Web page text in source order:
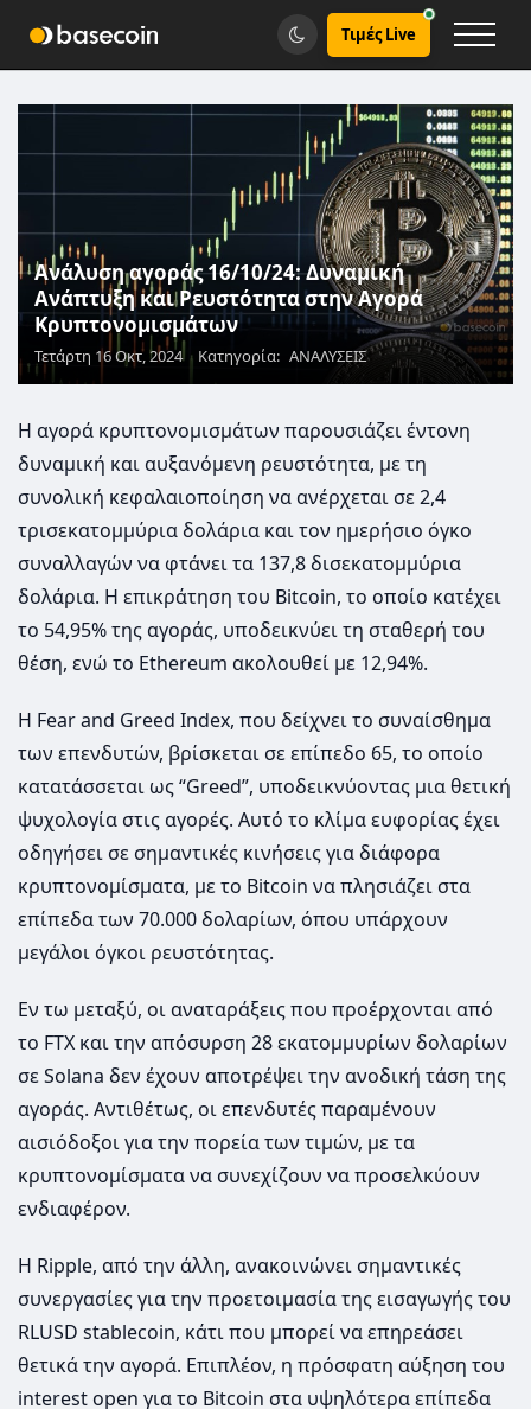
Τιμές Live
Ανάλυση αγοράς 16/10/24: Δυναμική
Ανάπτυξη και Ρευστότητα στην Αγορά
Κρυπτονομισμάτων
Τετάρτη 16 Οκτ, 2024 Κατηγορία: ΑΝΑΛΥΣΕΙΣ
Η αγορά κρυπτονομισμάτων παρουσιάζει έντονη
δυναμική και αυξανόμενη ρευστότητα, με τη
συνολική κεφαλαιοποίηση να ανέρχεται σε 2,4
τρισεκατομμύρια δολάρια και τον ημερήσιο όγκο
συναλλαγών να φτάνει τα 137,8 δισεκατομμύρια
δολάρια. Η επικράτηση του Bitcoin, το οποίο κατέχει
το 54,95% της αγοράς, υποδεικνύει τη σταθερή του
θέση, ενώ το Ethereum ακολουθεί με 12,94%.
Η Fear and Greed Index, που δείχνει το συναίσθημα
των επενδυτών, βρίσκεται σε επίπεδο 65, το οποίο
κατατάσσεται ως “Greed”, υποδεικνύοντας μια θετική
ψυχολογία στις αγορές. Αυτό το κλίμα ευφορίας έχει
οδηγήσει σε σημαντικές κινήσεις για διάφορα
κρυπτονομίσματα, με το Bitcoin να πλησιάζει στα
επίπεδα των 70.000 δολαρίων, όπου υπάρχουν
μεγάλοι όγκοι ρευστότητας.
Εν τω μεταξύ, οι αναταράξεις που προέρχονται από
το FTX και την απόσυρση 28 εκατομμυρίων δολαρίων
σε Solana δεν έχουν αποτρέψει την ανοδική τάση της
αγοράς. Αντιθέτως, οι επενδυτές παραμένουν
αισιόδοξοι για την πορεία των τιμών, με τα
κρυπτονομίσματα να συνεχίζουν να προσελκύουν
ενδιαφέρον.
Η Ripple, από την άλλη, ανακοινώνει σημαντικές
συνεργασίες για την προετοιμασία της εισαγωγής του
RLUSD stablecoin, κάτι που μπορεί να επηρεάσει
θετικά την αγορά. Επιπλέον, η πρόσφατη αύξηση του
interest open για το Bitcoin στα υψηλότερα επίπεδα